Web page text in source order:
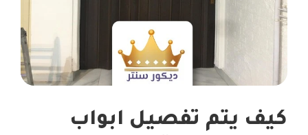
كيف يتم تفصيل ابواب